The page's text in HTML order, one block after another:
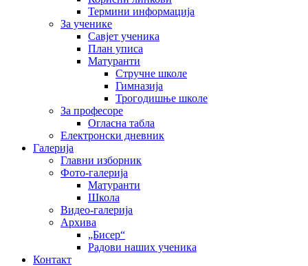
Термини информација
За ученике
Савјет ученика
План уписа
Матуранти
Стручне школе
Гимназија
Трогодишње школе
За професоре
Огласна табла
Електронски дневник
Галерија
Главни изборник
Фото-галерија
Матуранти
Школа
Видео-галерија
Архива
„Бисер“
Радови наших ученика
Контакт